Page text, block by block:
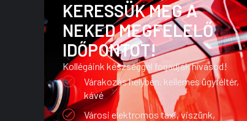
KERESSÜK MEG A
NEKED MEGFELELŐ
IDŐPONTOT!
Kollégáink készséggel fogadják hívásod!
Várakozás helyben, kellemes ügyféltér,
kávé
Városi elektromos taxi, viszünk,